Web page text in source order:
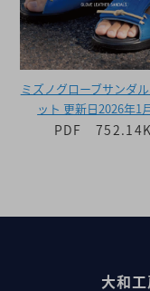
ミズノグローブサンダ
ット 更新日2026年1
PDF
大和